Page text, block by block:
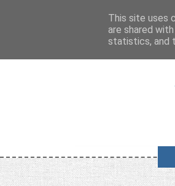
This site uses
are shared
statistics, and